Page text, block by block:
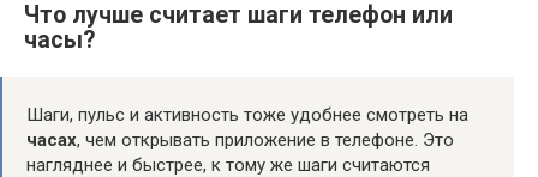
Что лучше считает шаги телефон или
часы?
Шаги, пульс и активность тоже удобнее смотреть на
часах, чем открывать приложение в телефоне. Это
нагляднее и быстрее, к тому же шаги считаются